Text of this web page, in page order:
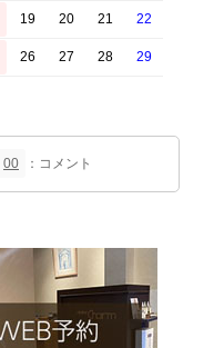
19 20 21 22
26 27 28 29
00 ：コメント